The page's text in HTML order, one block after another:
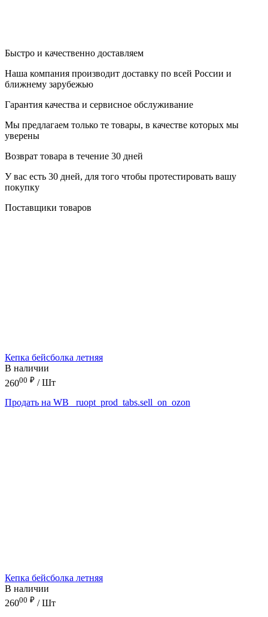
Быстро и качественно доставляем
Наша компания производит доставку по всей России и
ближнему зарубежью
Гарантия качества и сервисное обслуживание
Мы предлагаем только те товары, в качестве которых мы
уверены
Возврат товара в течение 30 дней
У вас есть 30 дней, для того чтобы протестировать вашу
покупку
Поставщики товаров
Кепка бейсболка летняя
В наличии
26000 ₽ / Шт
Продать на WB
_ruopt_prod_tabs.sell_on_ozon
Кепка бейсболка летняя
В наличии
26000 ₽ / Шт